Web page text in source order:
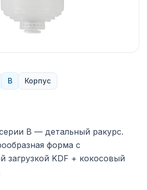
B Корпус
B — детальный ракурс.
форма с
загрузкой KDF + кокосовый